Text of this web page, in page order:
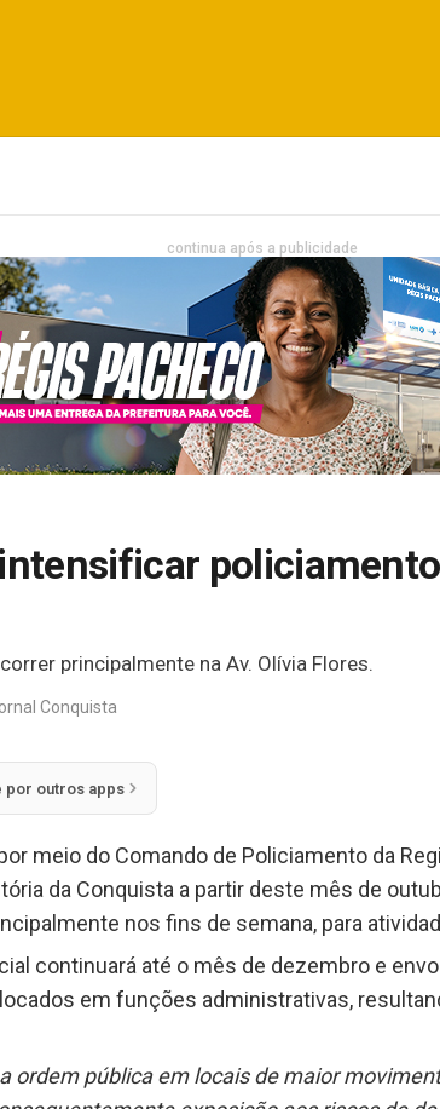
continua após a publicidade
principalmente na Av. Olívia Flores.
Conquista
por outros apps
meio do Comando de Policiamento da
da Conquista a partir deste mês de
nos fins de semana, para
continuará até o mês de dezembro e
em funções administrativas,
ordem pública em locais de maior